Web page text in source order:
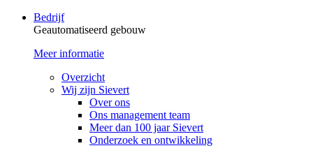
Bedrijf
Geautomatiseerd gebouw
Meer informatie
Overzicht
Wij zijn Sievert
Over ons
Ons management team
Meer dan 100 jaar Sievert
Onderzoek en ontwikkeling